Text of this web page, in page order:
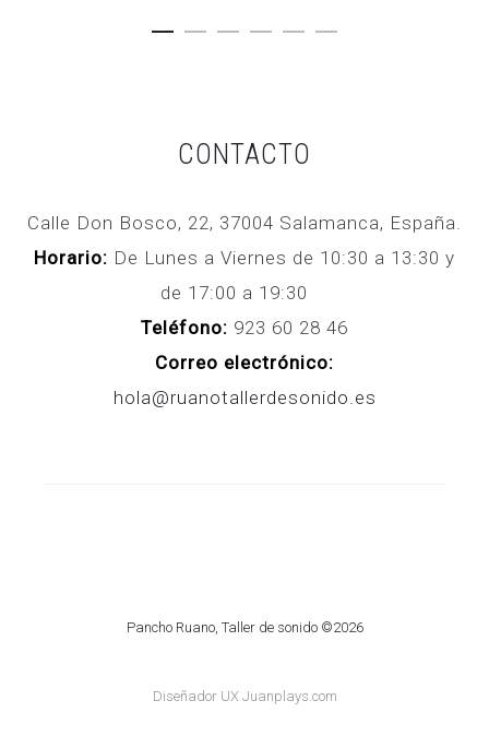
CONTACTO
Calle Don Bosco, 22, 37004 Salamanca, España.
Horario: De Lunes a Viernes de 10:30 a 13:30 y
de 17:00 a 19:30
Teléfono: 923 60 28 46
Correo electrónico:
hola@ruanotallerdesonido.es
Pancho Ruano, Taller de sonido ©2026
Diseñador UX Juanplays.com